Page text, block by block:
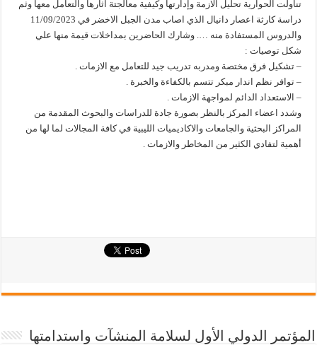
تناولت الحوارية تحليل الازمة وإدارتها وكيفية معالجتة اثارها والتعامل معها وثم
دراسة كارثة اعصار دانيال الذي اصاب مدن الجبل الاخضر في 11/09/2023
والدروس المستفادة منه …. وشارك الحاضرين بمداخلات قيمة منها علي
شكل توصيات :
– تشكيل فرق مختصة ومدربه تدريب جيد للتعامل مع الازمات .
– توافر نظم اندار مبكر تتسم بالكفاءة والخبرة .
– الاستعداد الدائم لمواجهة الازمات .
وشدد اعضاء المركز بالنظر بصورة جادة للدراسات والبحوث المقدمة من
المراكز البحثية والجامعات والاكاديميات الليبية في كافة المجالات لما لها من
أهمية لتفادي الكثير من المخاطر والازمات .
المؤتمر الدولي الأول لسلامة المنشآت واستدامتها